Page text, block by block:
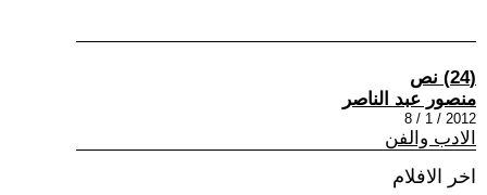
(24) نص
منصور عبد الناصر
2012 / 1 / 8
الادب والفن
اخر الافلام